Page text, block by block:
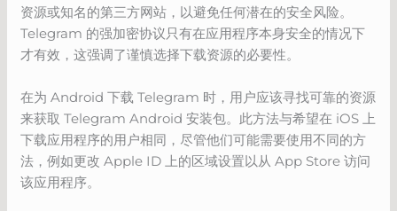
资源或知名的第三方网站，以避免任何潜在的安全风险。
Telegram 的强加密协议只有在应用程序本身安全的情况下
才有效，这强调了谨慎选择下载资源的必要性。
在为 Android 下载 Telegram 时，用户应该寻找可靠的资源
来获取 Telegram Android 安装包。此方法与希望在 iOS 上
下载应用程序的用户相同，尽管他们可能需要使用不同的方
法，例如更改 Apple ID 上的区域设置以从 App Store 访问
该应用程序。